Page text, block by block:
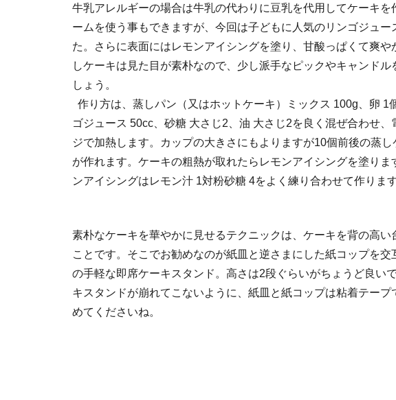
牛乳アレルギーの場合は牛乳の代わりに豆乳を代用してケーキを
ームを使う事もできますが、今回は子どもに人気のリンゴジュ
た。さらに表面にはレモンアイシングを塗り、甘酸っぱくて爽
しケーキは見た目が素朴なので、少し派手なピックやキャンド
しょう。
作り方は、蒸しパン（又はホットケーキ）ミックス 100g、卵 1
ゴジュース 50cc、砂糖 大さじ2、油 大さじ2を良く混ぜ合わせ、
ジで加熱します。カップの大きさにもよりますが10個前後の蒸し
が作れます。ケーキの粗熱が取れたらレモンアイシングを塗りま
ンアイシングはレモン汁 1対粉砂糖 4をよく練り合わせて作ります
素朴なケーキを華やかに見せるテクニックは、ケーキを背の高い
ことです。そこでお勧めなのが紙皿と逆さまにした紙コップを交
の手軽な即席ケーキスタンド。高さは2段ぐらいがちょうど良い
キスタンドが崩れてこないように、紙皿と紙コップは粘着テープ
めてくださいね。